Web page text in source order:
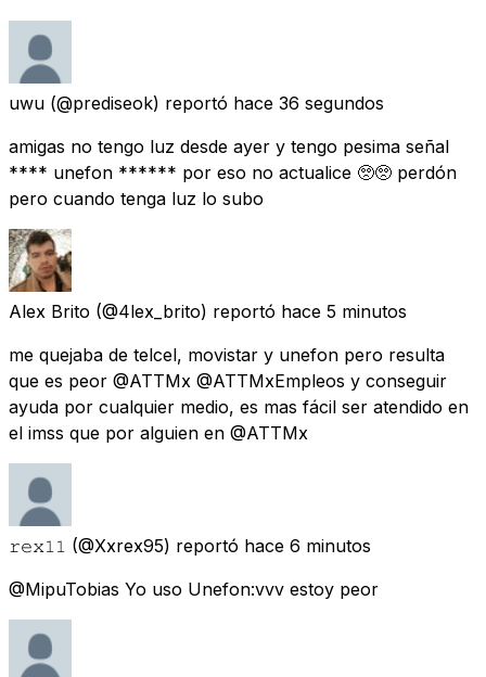
uwu (@prediseok) reportó hace 36 segundos
amigas no tengo luz desde ayer y tengo pesima señal
**** unefon ****** por eso no actualice 🥺🥺 perdón
pero cuando tenga luz lo subo
Alex Brito (@4lex_brito) reportó hace 5 minutos
me quejaba de telcel, movistar y unefon pero resulta
que es peor @ATTMx @ATTMxEmpleos y conseguir
ayuda por cualquier medio, es mas fácil ser atendido en
el imss que por alguien en @ATTMx
𝚛𝚎𝚡𝟷𝟷 (@Xxrex95) reportó hace 6 minutos
@MipuTobias Yo uso Unefon:vvv estoy peor